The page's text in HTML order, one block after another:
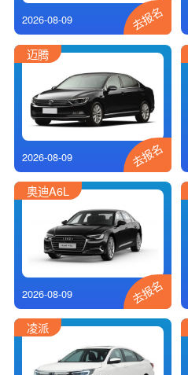
2026-08-09 去报名
迈腾
2026-08-09 去报名
奥迪A6L
2026-08-09 去报名
凌派